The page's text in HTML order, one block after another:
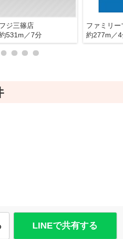
フジ三篠店
531m／7分
約277m／
LINEで共有する